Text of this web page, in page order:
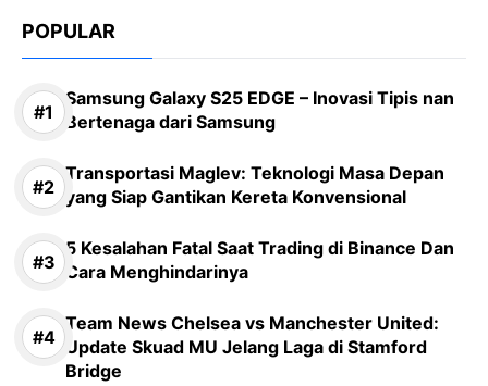
POPULAR
Samsung Galaxy S25 EDGE – Inovasi Tipis nan
Bertenaga dari Samsung
Transportasi Maglev: Teknologi Masa Depan
yang Siap Gantikan Kereta Konvensional
5 Kesalahan Fatal Saat Trading di Binance Dan
Cara Menghindarinya
Team News Chelsea vs Manchester United:
Update Skuad MU Jelang Laga di Stamford
Bridge